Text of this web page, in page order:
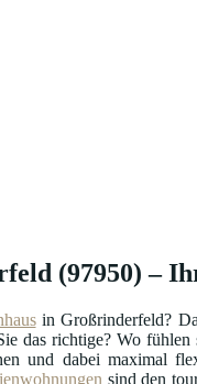
(97950) –
in Großrinderfeld?
das richtige? Wo
und dabei maximal
sind den